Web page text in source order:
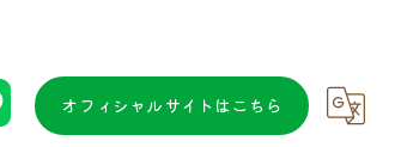
オフィシャルサイトはこちら